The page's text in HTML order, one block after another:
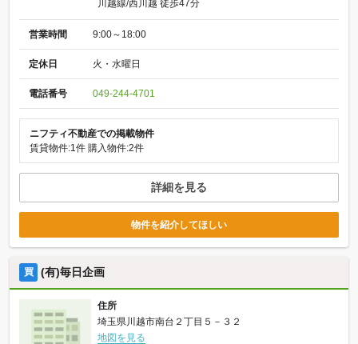
川越線/西川越 徒歩47分
営業時間 9:00～18:00
定休日 火・水曜日
電話番号 049-244-4701
ニフティ不動産での掲載物件
賃貸物件:1件 購入物件:2件
詳細を見る
物件を紹介してほしい
買 (有)毎日企画
住所
埼玉県川越市南台２丁目５－３２
地図を見る